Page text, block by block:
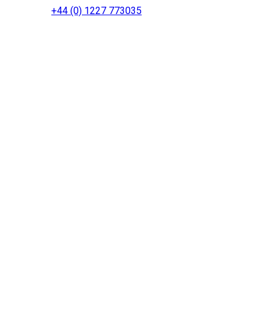
+44 (0) 1227 773035